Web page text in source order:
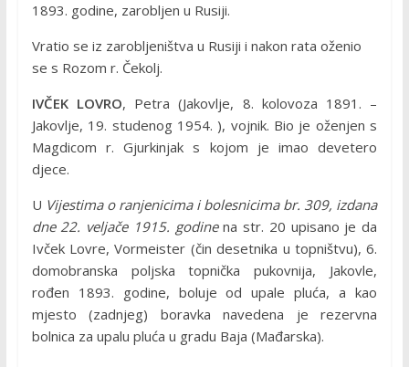
1893. godine, zarobljen u Rusiji.
Vratio se iz zarobljeništva u Rusiji i nakon rata oženio
se s Rozom r. Čekolj.
IVČEK LOVRO, Petra (Jakovlje, 8. kolovoza 1891. –
Jakovlje, 19. studenog 1954. ), vojnik. Bio je oženjen s
Magdicom r. Gjurkinjak s kojom je imao devetero
djece.
U Vijestima o ranjenicima i bolesnicima br. 309, izdana
dne 22. veljače 1915. godinena str. 20 upisano je da
Ivček Lovre, Vormeister (čin desetnika u topništvu), 6.
domobranska poljska topnička pukovnija, Jakovle,
rođen 1893. godine, boluje od upale pluća, a kao
mjesto (zadnjeg) boravka navedena je rezervna
bolnica za upalu pluća u gradu Baja (Mađarska).